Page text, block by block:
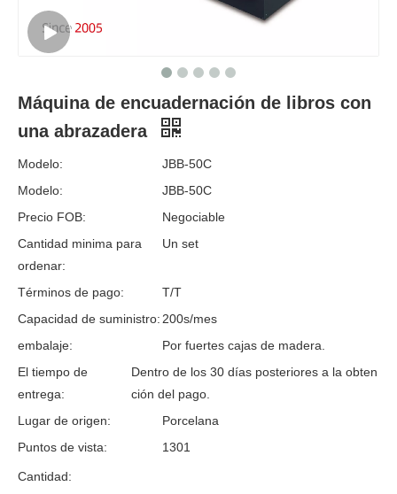
Máquina de encuadernación de libros con
una abrazadera
Modelo:
JBB-50C
Modelo:
JBB-50C
Precio FOB:
Negociable
Cantidad minima para
ordenar:
Un set
Términos de pago:
T/T
Capacidad de suministro: 200s/mes
embalaje:
Por fuertes cajas de madera.
El tiempo de
entrega:
Dentro de los 30 días posteriores a la obten
ción del pago.
Lugar de origen:
Porcelana
Puntos de vista:
1301
Cantidad: